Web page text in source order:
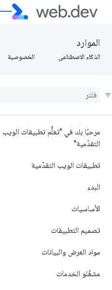
الموارد
الذكاء الاصطناعي الخصوصية
مرحبًا بك في "تعلُّم تطبيقات الويب
التقدّمية"
تطبيقات الويب التقدّمية
البدء
الأساسيات
تصميم التطبيقات
مواد العرض والبيانات
مشغّلو الخدمات